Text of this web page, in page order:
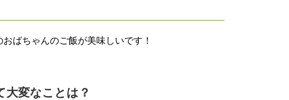
ばちゃんのご飯が美味しいです！
大変なことは？